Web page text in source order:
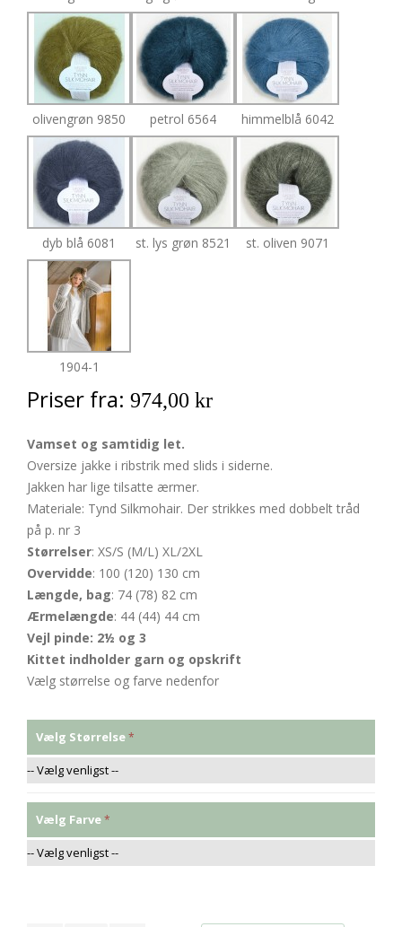
olivengrøn 9850 petrol 6564 himmelblå 6042
dyb blå 6081 st. lys grøn 8521 st. oliven 9071
1904-1
Priser fra: 974,00 kr
Vamset og samtidig let.
Oversize jakke i ribstrik med slids i siderne.
Jakken har lige tilsatte ærmer.
Materiale: Tynd Silkmohair. Der strikkes med dobbelt tråd
på p. nr 3
Størrelser: XS/S (M/L) XL/2XL
Overvidde: 100 (120) 130 cm
Længde, bag: 74 (78) 82 cm
Ærmelængde: 44 (44) 44 cm
Vejl pinde: 2½ og 3
Kittet indholder garn og opskrift
Vælg størrelse og farve nedenfor
Vælg Størrelse
Vælg Farve